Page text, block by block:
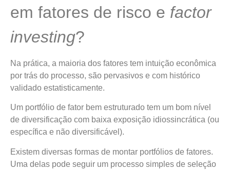
em fatores de risco e factor
investing?
Na prática, a maioria dos fatores tem intuição econômica
por trás do processo, são pervasivos e com histórico
validado estatisticamente.
Um portfólio de fator bem estruturado tem um bom nível
de diversificação com baixa exposição idiossincrática (ou
específica e não diversificável).
Existem diversas formas de montar portfólios de fatores.
Uma delas pode seguir um processo simples de seleção